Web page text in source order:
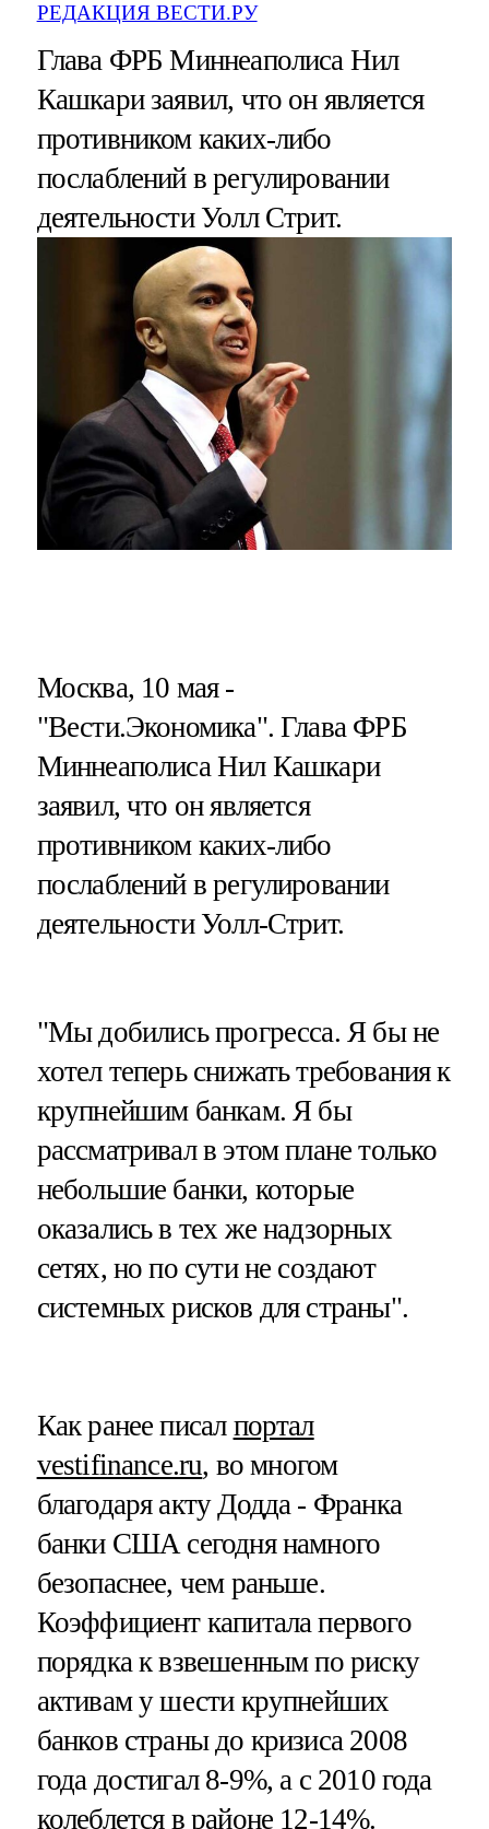
РЕДАКЦИЯ ВЕСТИ.РУ
Глава ФРБ Миннеаполиса Нил
Кашкари заявил, что он является
противником каких-либо
послаблений в регулировании
деятельности Уолл Стрит.
Москва, 10 мая -
"Вести.Экономика". Глава ФРБ
Миннеаполиса Нил Кашкари
заявил, что он является
противником каких-либо
послаблений в регулировании
деятельности Уолл-Стрит.
"Мы добились прогресса. Я бы не
хотел теперь снижать требования к
крупнейшим банкам. Я бы
рассматривал в этом плане только
небольшие банки, которые
оказались в тех же надзорных
сетях, но по сути не создают
системных рисков для страны".
Как ранее писал портал
vestifinance.ru, во многом
благодаря акту Додда - Франка
банки США сегодня намного
безопаснее, чем раньше.
Коэффициент капитала первого
порядка к взвешенным по риску
активам у шести крупнейших
банков страны до кризиса 2008
года достигал 8-9%, а с 2010 года
колеблется в районе 12-14%.